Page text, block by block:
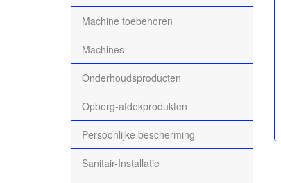
Machine toebehoren
Machines
Onderhoudsproducten
Opberg-afdekprodukten
Persoonlijke bescherming
Sanitair-Installatie